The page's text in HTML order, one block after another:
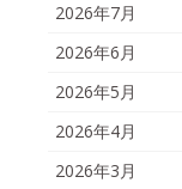
2026年7月
2026年6月
2026年5月
2026年4月
2026年3月